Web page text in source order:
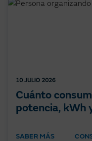
10 JULIO 2026
Cuánto
potencia, kWh
SABER MÁS